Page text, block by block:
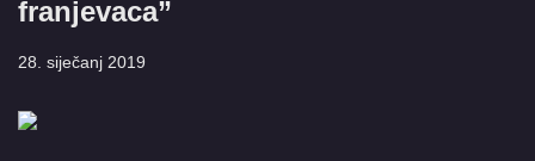
franjevaca”
28. siječanj 2019